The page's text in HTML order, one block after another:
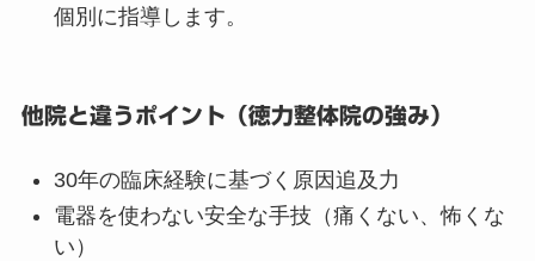
個別に指導します。
他院と違うポイント（徳力整体院の強み）
30年の臨床経験に基づく原因追及力
電器を使わない安全な手技（痛くない、怖くな
い）